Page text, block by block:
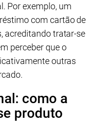
Por exemplo, um
com cartão de
acreditando tratar-se
perceber que o
outras
como a
produto